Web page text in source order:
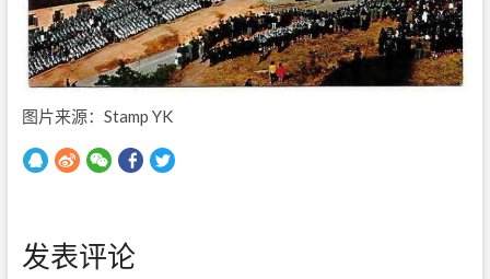
图片来源：Stamp YK
发表评论